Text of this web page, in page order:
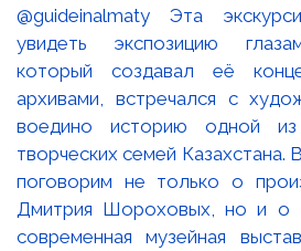
@guideinalmaty Эта
увидеть экспозицию
который создавал её
архивами, встречался с
воедино историю одной из
творческих семей Казахстана.
поговорим не только о
Дмитрия Шороховых, но и о
современная музейная